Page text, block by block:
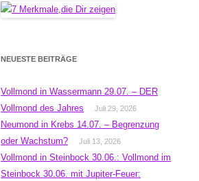
NEUESTE BEITRÄGE
Vollmond in Wassermann 29.07. – DER
Vollmond des Jahres
Juli 29, 2026
Neumond in Krebs 14.07. – Begrenzung
oder Wachstum?
Juli 13, 2026
Vollmond in Steinbock 30.06.: Vollmond im
Steinbock 30.06. mit Jupiter-Feuer: